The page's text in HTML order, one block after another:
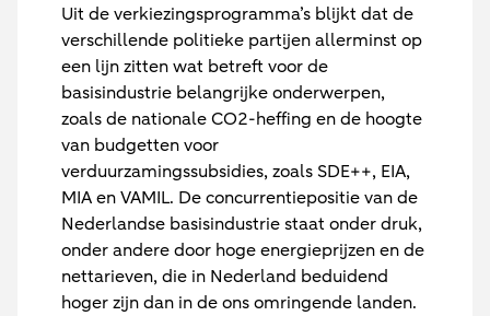
Uit de verkiezingsprogramma’s blijkt dat de
verschillende politieke partijen allerminst op
een lijn zitten wat betreft voor de
basisindustrie belangrijke onderwerpen,
zoals de nationale CO2-heffing en de hoogte
van budgetten voor
verduurzamingssubsidies, zoals SDE++, EIA,
MIA en VAMIL. De concurrentiepositie van de
Nederlandse basisindustrie staat onder druk,
onder andere door hoge energieprijzen en de
nettarieven, die in Nederland beduidend
hoger zijn dan in de ons omringende landen.